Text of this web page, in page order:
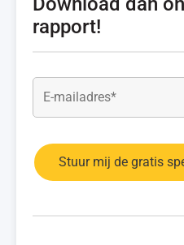
rapport!